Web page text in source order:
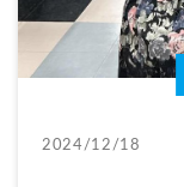
2024/12/18